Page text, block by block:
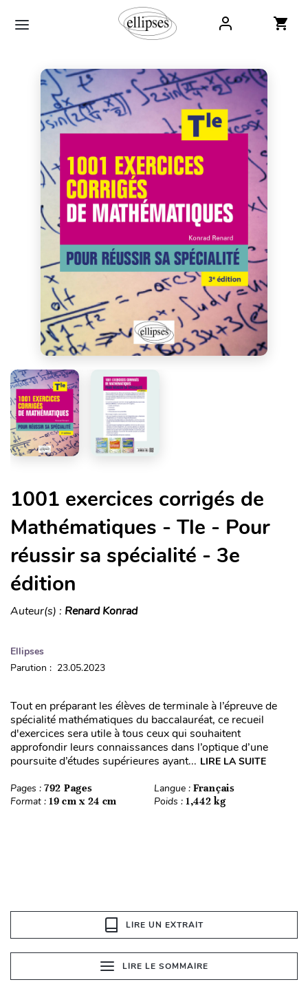
1001 exercices corrigés de
Mathématiques - Tle - Pour
réussir sa spécialité - 3e
édition
Auteur(s) : Renard Konrad
Ellipses
Parution : 23.05.2023
Tout en préparant les élèves de terminale à l’épreuve de
spécialité mathématiques du baccalauréat, ce recueil
d'exercices sera utile à tous ceux qui souhaitent
approfondir leurs connaissances dans l’optique d’une
poursuite d’études supérieures ayant... LIRE LA SUITE
Pages : 792 Pages Langue : Français
Format : 19 cm x 24 cm Poids : 1,442 kg
LIRE UN EXTRAIT
LIRE LE SOMMAIRE